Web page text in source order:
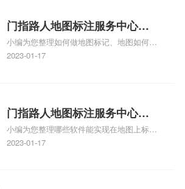
门指路人地图标注服务中心如
何做花小猪打车地图位置标
记？门指路人地图标注服务中
小编为您整理如何做地图标记、地图如何做
标记、so搜街景中如何做标记、360e启花贷
关地图标注知识，详情可查看下方正文！
2023-01-17
门指路人地图标注服务中心地
图位置地址标记？门指路人地
图标注服务中心苹果地图位置
小编为您整理哪些软件能实现在地图上标记
门指路人地图标注服务中心位置、门指路人
2023-01-17